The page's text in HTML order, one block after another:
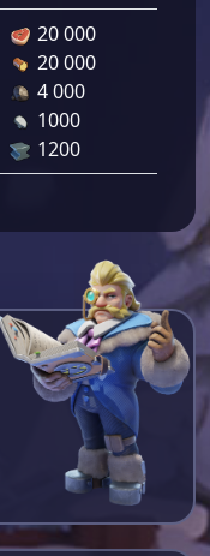
20 000
20 000
4 000
1000
1200